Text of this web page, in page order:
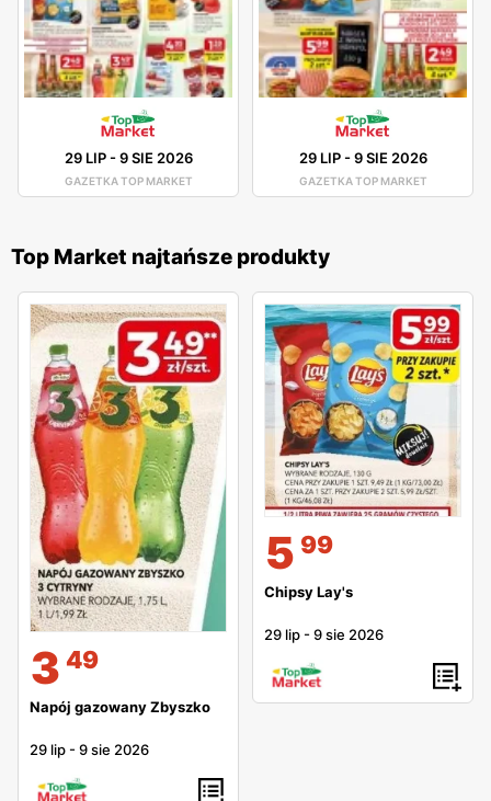
29 LIP-9 SIE 2026
GAZETKA TOP MARKET
29 LIP-9 SIE 2026
GAZETKA TOP MARKET
Top Market najtańsze produkty
3 49
Napój gazowany Zbyszko
29 lip -9 sie 2026
5 99
Chipsy Lay's
29 lip -9 sie 2026